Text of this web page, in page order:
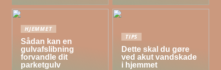
HJEMMET
Sådan kan en
gulvafslibning
forvandle dit
parketgulv
TIPS
Dette skal du gøre
ved akut vandskade
i hjemmet